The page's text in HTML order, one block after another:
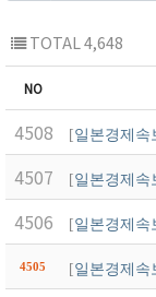
TOTAL 4,648
NO
4508 [일본경제속
4507 [일본경제속
4506 [일본경제속
4505 [일본경제속